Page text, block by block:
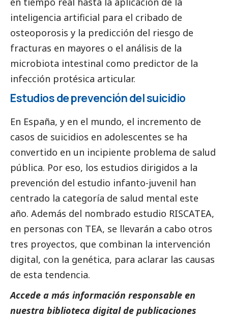
inteligencia artificial para el cribado de
osteoporosis y la predicción del riesgo de
fracturas en mayores o el análisis de la
microbiota intestinal como predictor de la
infección protésica articular.
Estudios de prevención del suicidio
En España, y en el mundo, el incremento de
casos de suicidios en adolescentes se ha
convertido en un incipiente problema de salud
pública. Por eso, los estudios dirigidos a la
prevención del estudio infanto-juvenil han
centrado la categoría de salud mental este
año. Además del nombrado estudio RISCATEA,
en personas con TEA, se llevarán a cabo otros
tres proyectos, que combinan la intervención
digital, con la genética, para aclarar las causas
de esta tendencia.
Accede a más información responsable en
nuestra biblioteca digital de publicaciones